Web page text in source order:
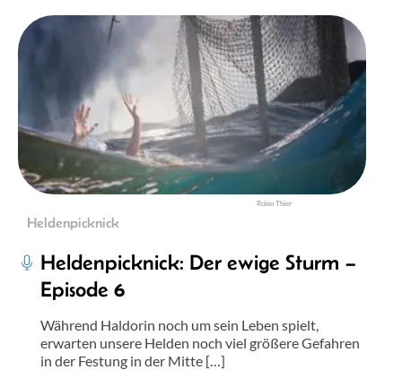
Robin Thier
Heldenpicknick
Heldenpicknick: Der ewige Sturm –
Episode 6
Während Haldorin noch um sein Leben spielt,
erwarten unsere Helden noch viel größere Gefahren
in der Festung in der Mitte […]